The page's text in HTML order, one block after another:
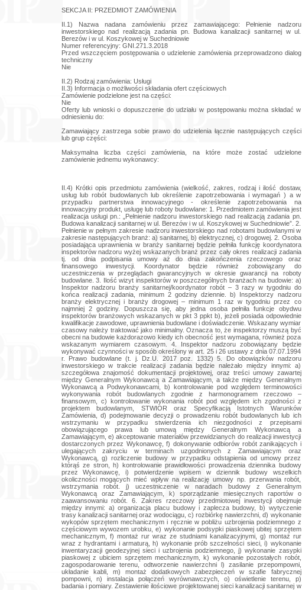
SEKCJA II: PRZEDMIOT ZAMÓWIENIA
II.1) Nazwa nadana zamówieniu przez zamawiającego: Pełnienie nadzoru
inwestorskiego nad realizacją zadania pn. Budowa kanalizacji sanitarnej w ul.
Berezów i w ul. Koszykowej w Suchedniowie
Numer referencyjny: GNI.271.3.2018
Przed wszczęciem postępowania o udzielenie zamówienia przeprowadzono dialog
techniczny
Nie
II.2) Rodzaj zamówienia: Usługi
II.3) Informacja o możliwości składania ofert częściowych
Zamówienie podzielone jest na części:
Nie
Oferty lub wnioski o dopuszczenie do udziału w postępowaniu można składać w
odniesieniu do:
Zamawiający zastrzega sobie prawo do udzielenia łącznie następujących części
lub grup części:
Maksymalna liczba części zamówienia, na które może zostać udzielone
zamówienie jednemu wykonawcy:
II.4) Krótki opis przedmiotu zamówienia (wielkość, zakres, rodzaj i ilość dostaw,
usług lub robót budowlanych lub określenie zapotrzebowania i wymagań ) a w
przypadku partnerstwa innowacyjnego - określenie zapotrzebowania na
innowacyjny produkt, usługę lub roboty budowlane: 1. Przedmiotem zamówienia jest
realizacja usługi pn.: „Pełnienie nadzoru inwestorskiego nad realizacją zadania pn.
Budowa kanalizacji sanitarnej w ul. Berezów i w ul. Koszykowej w Suchedniowie”. 2.
Pełnienie w pełnym zakresie nadzoru inwestorskiego nad robotami budowlanymi w
zakresie następujących branż: a) sanitarnej, b) elektrycznej, c) drogowej. 2. Osoba
posiadająca uprawnienia w branży sanitarnej będzie pełniła funkcję koordynatora
inspektorów nadzoru wyżej wskazanych branż przez cały okres realizacji zadania
tj. od dnia podpisania umowy aż do dnia zakończenia rzeczowego oraz
finansowego inwestycji. Koordynator będzie również zobowiązany do
uczestniczenia w przeglądach gwarancyjnych w okresie gwarancji na roboty
budowlane. 3. Ilość wizyt inspektorów w poszczególnych branżach na budowie: a)
Inspektor nadzoru branży sanitarnej/koordynator robót – 3 razy w tygodniu do
końca realizacji zadania, minimum 2 godziny dziennie. b) Inspektorzy nadzoru
branży elektrycznej i branży drogowej – minimum 1 raz w tygodniu przez co
najmniej 2 godziny. Dopuszcza się, aby jedna osoba pełniła funkcje obydwu
inspektorów branżowych wskazanych w pkt 3 ppkt b), jeżeli posiada odpowiednie
kwalifikacje zawodowe, uprawnienia budowlane i doświadczenie. Wskazany wymiar
czasowy należy traktować jako minimalny. Oznacza to, że inspektorzy muszą być
obecni na budowie każdorazowo kiedy ich obecność jest wymagana, również poza
wskazanym wymiarem czasowym. 4. Inspektor nadzoru zobowiązany będzie
wykonywać czynności w sposób określony w art. 25 i 26 ustawy z dnia 07.07.1994
r. Prawo budowlane (t. j. Dz.U. 2017 poz. 1332) 5. Do obowiązków nadzoru
inwestorskiego w trakcie realizacji zadania będzie należało między innymi: a)
szczegółowa znajomość dokumentacji projektowej, oraz treści umowy zawartej
między Generalnym Wykonawcą a Zamawiającym, a także między Generalnym
Wykonawcą a Podwykonawcami, b) kontrolowanie pod względem terminowości
wykonywania robót budowlanych zgodnie z harmonogramem rzeczowo –
finansowym, c) kontrolowanie wykonania robót pod względem ich zgodności z
projektem budowlanym, STWIOR oraz Specyfikacją Istotnych Warunków
Zamówienia, d) podejmowanie decyzji o prowadzeniu robót budowlanych lub ich
wstrzymaniu w przypadku stwierdzenia ich niezgodności z przepisami
obowiązującego prawa lub umową między Generalnym Wykonawcą a
Zamawiającym, e) akceptowanie materiałów przewidzianych do realizacji inwestycji
dostarczonych przez Wykonawcę, f) dokonywanie odbiorów robót zanikających i
ulegających zakryciu w terminach uzgodnionych z Zamawiającym oraz
Wykonawcą, g) rozliczenie budowy w przypadku odstąpienia od umowy przez
którąś ze stron, h) kontrolowanie prawidłowości prowadzenia dziennika budowy
przez Wykonawcę, i) potwierdzenie wpisem w dziennik budowy wszelkich
okoliczności mogących mieć wpływ na realizację umowy np. przerwania robót,
wstrzymania robót. j) uczestniczenie w naradach budowy z Generalnym
Wykonawcą oraz Zamawiającym, k) sporządzanie miesięcznych raportów o
zaawansowaniu robót. 6. Zakres rzeczowy przedmiotowej inwestycji obejmuje
między innymi: a) organizacja placu budowy i zaplecza budowy, b) wytyczenie
trasy kanalizacji sanitarnej oraz wodociągu, c) rozbiórkę nawierzchni, d) wykonanie
wykopów sprzętem mechanicznym i ręcznie w pobliżu uzbrojenia podziemnego z
częściowym wywozem urobku, e) wykonanie podsypki piaskowej ubitej sprzętem
mechanicznym, f) montaż rur wraz ze studniami kanalizacyjnymi, g) montaż rur
wraz z hydrantami i armaturą, h) wykonanie prób szczelności sieci, i) wykonanie
inwentaryzacji geodezyjnej sieci i uzbrojenia podziemnego, j) wykonanie zasypki
piaskowej z ubiciem sprzętem mechanicznym, k) wykonanie pozostałych robót,
zagospodarowanie terenu, odtworzenie nawierzchni l) zasilanie przepompowni,
układanie kabli, m) montaż dodatkowych zabezpieczeń w szafie fabrycznej
pompowni, n) instalacja połączeń wyrównawczych, o) oświetlenie terenu, p)
badania i pomiary. Zestawienie ilościowe projektowanej sieci kanalizacji sanitarnej w